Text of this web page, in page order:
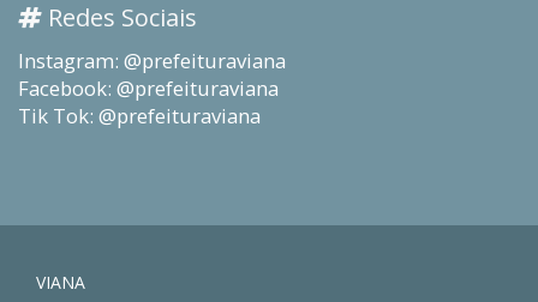
Redes Sociais
Instagram: @prefeituraviana
Facebook: @prefeituraviana
Tik Tok: @prefeituraviana
VIANA